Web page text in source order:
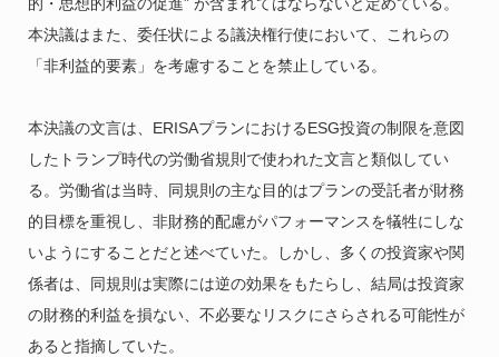
本決議はまた、委任状による議決権行使において、これらの
「非利益的要素」を考慮することを禁止している。
本決議の文言は、ERISAプランにおけるESG投資の制限を意図
したトランプ時代の労働省規則で使われた文言と類似してい
る。労働省は当時、同規則の主な目的はプランの受託者が財務
的目標を重視し、非財務的配慮がパフォーマンスを犠牲にしな
いようにすることだと述べていた。しかし、多くの投資家や関
係者は、同規則は実際には逆の効果をもたらし、結局は投資家
の財務的利益を損ない、不必要なリスクにさらされる可能性が
あると指摘していた。